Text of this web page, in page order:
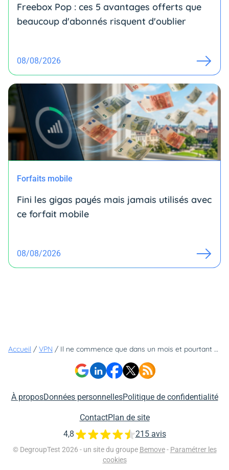
Freebox Pop : ces 5 avantages offerts que
beaucoup d'abonnés risquent d'oublier
08/08/2026
Forfaits mobile
Fini les gigas payés mais jamais utilisés avec
ce forfait mobile
08/08/2026
Accueil / VPN / Il ne commence que dans un mois et pourtant NordVPN dégaine déjà son offre Black Friday
À proposDonnées personnellesPolitique de confidentialité
ContactPlan de site
© DegroupTest 2026 - un site du groupe Bemove - Paramétrer les
cookies
4,8 215 avis